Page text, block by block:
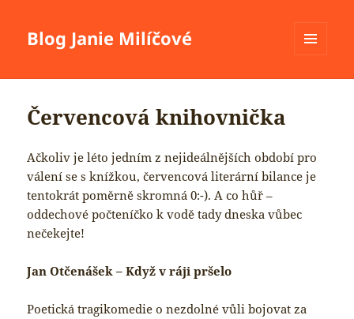
Blog Janie Milíčové
Červencová knihovnička
Ačkoliv je léto jedním z nejideálnějších období pro
válení se s knížkou, červencová literární bilance je
tentokrát poměrně skromná 0:-). A co hůř –
oddechové počteníčko k vodě tady dneska vůbec
nečekejte!
Jan Otčenášek – Když v ráji pršelo
Poetická tragikomedie o nezdolné vůli bojovat za